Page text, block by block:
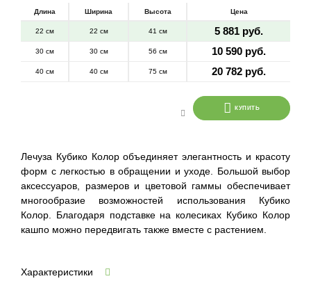
Длина Ширина Высота Цена
22 см 22 см 41 см 5 881 руб.
30 см 30 см 56 см 10 590 руб.
40 см 40 см 75 см 20 782 руб.
КУПИТЬ
Лечуза Кубико Колор объединяет элегантность и красоту
форм с легкостью в обращении и уходе. Большой выбор
аксессуаров, размеров и цветовой гаммы обеспечивает
многообразие возможностей использования Кубико
Колор. Благодаря подставке на колесиках Кубико Колор
кашпо можно передвигать также вместе с растением.
Характеристики